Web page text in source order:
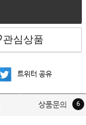
관심상품
트위터 공유
6
상품문의